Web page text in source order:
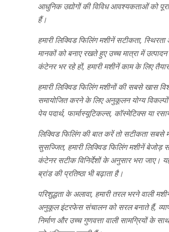
आधुनिक उद्योगों की विविध आवश्यकताओं को
हैं।
हमारी लिक्विड फिलिंग मशीनें सटीकता,
मानकों को बनाए रखते हुए उच्च मात्रा में
कंटेनर भर रहे हों, हमारी मशीनें काम के लिए
हमारी लिक्विड फिलिंग मशीनों की सबसे खास
समायोजित करने के लिए अनुकूलन योग्य
पेय पदार्थ, फार्मास्यूटिकल्स, कॉस्मेटिक्स या
लिक्विड फिलिंग की बात करें तो सटीकता
सुसज्जित, हमारी लिक्विड फिलिंग मशीनें बेजोड़
कंटेनर सटीक विनिर्देशों के अनुसार भरा
ब्रांड की प्रतिष्ठा भी बढ़ाता है।
परिशुद्धता के अलावा, हमारी तरल भरने वाली
अनुकूल इंटरफेस संचालन को सरल बनाते हैं,
निर्माण और उच्च गुणवत्ता वाली सामग्रियों के